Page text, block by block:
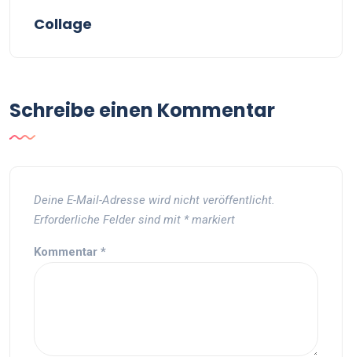
Collage
Schreibe einen Kommentar
Deine E-Mail-Adresse wird nicht veröffentlicht.
Erforderliche Felder sind mit *markiert
Kommentar *